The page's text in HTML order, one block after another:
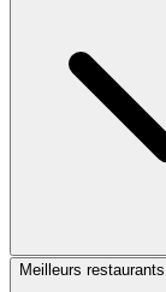
Meilleurs